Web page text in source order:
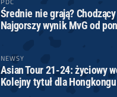
Średnie nie grają?
Najgorszy wynik MvG od
NEWSY
Asian Tour 21-24: życiowy
Kolejny tytuł dla Hongkongu